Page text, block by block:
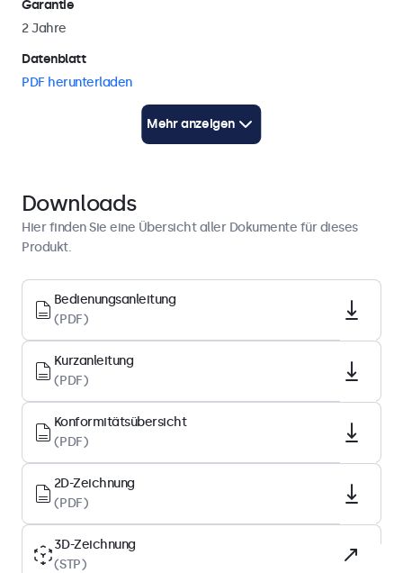
Garantie
2 Jahre
Datenblatt
PDF herunterladen
Bedienungsanleitung
Display-Architektur
Seitenverhältnis
16:9 (4:3 einstellbar)
1920 x 1080
Pixels pro Zoll
113 PPI
Bilddiagonale
19.5 Zoll (499 mm)
Paneltyp
IPS-LCD
Hintergrundbeleuchtung
Mehr anzeigen
Downloads
Hier finden Sie eine Übersicht aller Dokumente für dieses
Produkt.
Bedienungsanleitung
(PDF)
Kurzanleitung
(PDF)
Konformitätsübersicht
(PDF)
2D-Zeichnung
(PDF)
3D-Zeichnung
(STP)